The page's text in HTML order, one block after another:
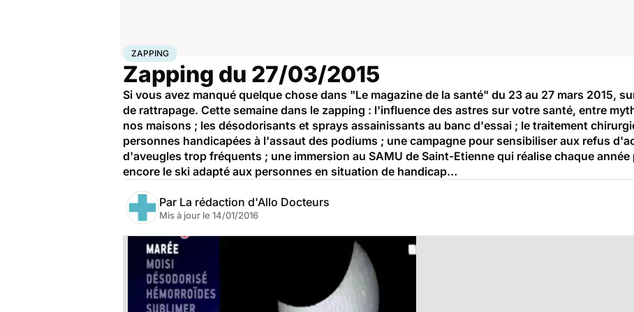
AccueilSantéZapping
ZAPPING
Zapping du 27/03/2015
Si vous avez manqué quelque chose dans "Le magazine de la santé" du 23 au 27 mars 2015,
de rattrapage. Cette semaine dans le zapping : l'influence des astres sur votre santé, entre
nos maisons ; les désodorisants et sprays assainissants au banc d'essai ; le traitement
personnes handicapées à l'assaut des podiums ; une campagne pour sensibiliser aux refus
d'aveugles trop fréquents ; une immersion au SAMU de Saint-Etienne qui réalise chaque
encore le ski adapté aux personnes en situation de handicap…
Par La rédaction d'Allo Docteurs
Mis à jour le 14/01/2016